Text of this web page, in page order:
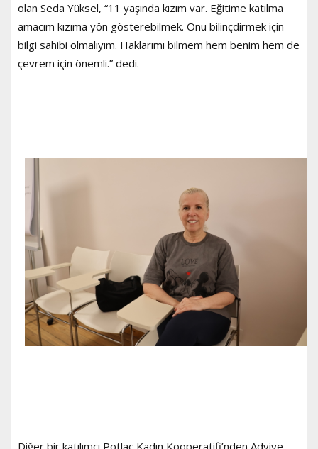
olan Seda Yüksel, “11 yaşında kızım var. Eğitime katılma
amacım kızıma yön gösterebilmek. Onu bilinçdirmek için
bilgi sahibi olmalıyım. Haklarımı bilmem hem benim hem de
çevrem için önemli.” dedi.